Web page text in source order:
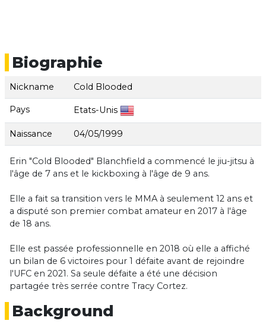
Biographie
Nickname Cold Blooded
Pays Etats-Unis
Naissance 04/05/1999
Erin "Cold Blooded" Blanchfield a commencé le jiu-jitsu à
l'âge de 7 ans et le kickboxing à l'âge de 9 ans.
Elle a fait sa transition vers le MMA à seulement 12 ans et
a disputé son premier combat amateur en 2017 à l'âge
de 18 ans.
Elle est passée professionnelle en 2018 où elle a affiché
un bilan de 6 victoires pour 1 défaite avant de rejoindre
l'UFC en 2021. Sa seule défaite a été une décision
partagée très serrée contre Tracy Cortez.
Background